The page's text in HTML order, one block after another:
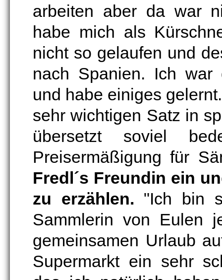
arbeiten aber da war
habe mich als
nicht so gelaufen und
nach Spanien. Ich war
und habe einiges
sehr wichtigen Satz in
übersetzt soviel
Preisermäßigung für
Fredl´s Freundin ein
zu erzählen. "Ich bin
Sammlerin von Eulen
gemeinsamen Urlaub
Supermarkt ein sehr